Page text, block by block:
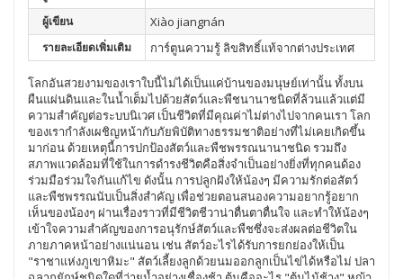
ผู้เขียน Xiào jiangnán
รายละเอียดเพิ่มเติม การ์ตูนความรู้ ลิขสิทธิ์แท้จากต่างประเทศ
โลกอันสวยงามของเราใบนี้ไม่ได้เป็นแค่บ้านของมนุษย์เท่านั้น ทั้งบน
ผืนแผ่นดินและในน้ำเต็มไปด้วยสัตว์และพืชนานาชนิดที่ล้วนแล้วแต่มี
ความสำคัญต่อระบบนิเวศ เป็นชีวิตที่มีคุณค่าไม่ต่างไปจากคนเรา โลก
ของเรากำลังเผชิญหน้ากับภัยพิบัติทางธรรมชาติอย่างที่ไม่เคยเกิดขึ้น
มาก่อน ด้วยเหตุนี้การปกป้องสัตว์และพืชพรรณนานาชนิด รวมถึง
สภาพแวดล้อมที่ใช้ในการดำรงชีวิตคือสิ่งจำเป็นอย่างยิ่งที่ทุกคนด้อง
ร่วมมือร่วมใจกันแก้ไข ดังนั้น การปลูกฝังให้น้องๆ มีความรักต่อสัตว์
และพืชพรรณนับเป็นสิ่งสำคัญ เพื่อช่วยตอนสนองความอยากรู้อยาก
เห็นของน้องๆ ผ่านเรื่องราวที่มีชีวิตชีวาน่าตื่นตาตื่นใจ และทำให้น้องๆ
เข้าใจความสำคัญของการอนุรักษ์สัตว์และพืชซึ่งจะส่งผลต่อชีวิตใน
ภายภาคหน้าอย่างแน่นอน เช่น สัตว์อะไรได้รับการยกย่องให้เป็น
"ราชาแห่งภูเขาหิมะ" สัตว์เลี้ยงลูกด้วยนมออกลูกเป็นไข่ได้หรือไม่ ปลา